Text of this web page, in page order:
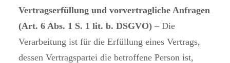
Vertragserfüllung und vorvertragliche Anfragen
(Art. 6 Abs. 1 S. 1 lit. b. DSGVO) – Die
Verarbeitung ist für die Erfüllung eines Vertrags,
dessen Vertragspartei die betroffene Person ist,